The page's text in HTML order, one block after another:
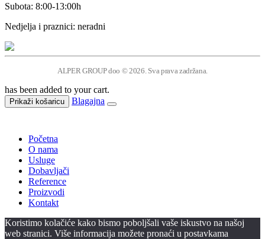
Subota: 8:00-13:00h
Nedjelja i praznici: neradni
ALPER GROUP doo © 2026. Sva prava zadržana.
has been added to your cart.
Prikaži košaricu Blagajna
Početna
O nama
Usluge
Dobavljači
Reference
Proizvodi
Kontakt
Koristimo kolačiće kako bismo poboljšali vaše iskustvo na našoj
web stranici. Više informacija možete pronaći u postavkama